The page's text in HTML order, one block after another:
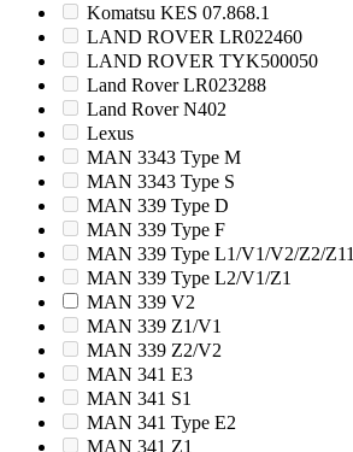
Komatsu KES 07.868.1
LAND ROVER LR022460
LAND ROVER TYK500050
Land Rover LR023288
Land Rover N402
Lexus
MAN 3343 Type M
MAN 3343 Type S
MAN 339 Type D
MAN 339 Type F
MAN 339 Type L1/V1/V2/Z2/Z11
MAN 339 Type L2/V1/Z1
MAN 339 V2
MAN 339 Z1/V1
MAN 339 Z2/V2
MAN 341 E3
MAN 341 S1
MAN 341 Type E2
MAN 341 Z1